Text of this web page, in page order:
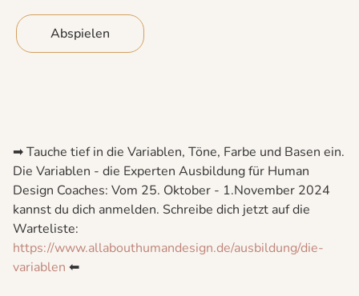
Abspielen
➡ Tauche tief in die Variablen, Töne, Farbe und Basen ein.
Die Variablen - die Experten Ausbildung für Human
Design Coaches: Vom 25. Oktober - 1.November 2024
kannst du dich anmelden. Schreibe dich jetzt auf die
Warteliste:
⁠⁠https://www.allabouthumandesign.de/ausbildung/die-
variablen⁠⁠ ⬅